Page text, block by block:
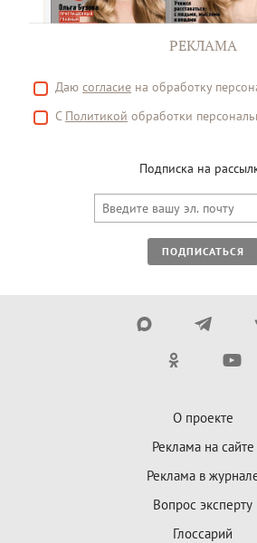
РЕКЛАМА
Даю согласие на обработку
С Политикой обработки
Подписка на
ПОДПИСАТЬСЯ
О проекте
Реклама на сайте
Реклама в
Вопрос эксперту
Глоссарий